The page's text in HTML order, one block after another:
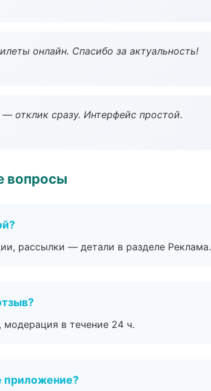
онлайн. Спасибо за актуальность!
отклик сразу. Интерфейс простой.
вопросы
рассылки — детали в разделе Реклама.
в течение 24 ч.
приложение?